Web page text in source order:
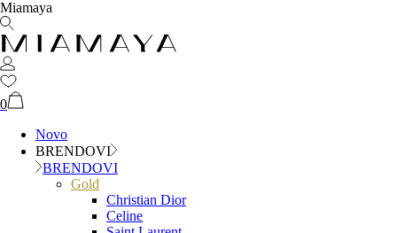
Miamaya
0
Novo
BRENDOVI
BRENDOVI
Gold
Christian Dior
Celine